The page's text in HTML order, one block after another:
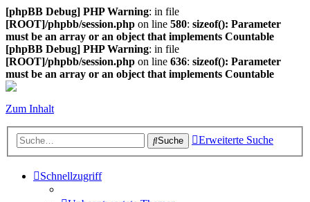
[phpBB Debug] PHP Warning: in file
[ROOT]/phpbb/session.php on line 580: sizeof(): Parameter
must be an array or an object that implements Countable
[phpBB Debug] PHP Warning: in file
[ROOT]/phpbb/session.php on line 636: sizeof(): Parameter
must be an array or an object that implements Countable
Zum Inhalt
Suche Erweiterte Suche
Schnellzugriff